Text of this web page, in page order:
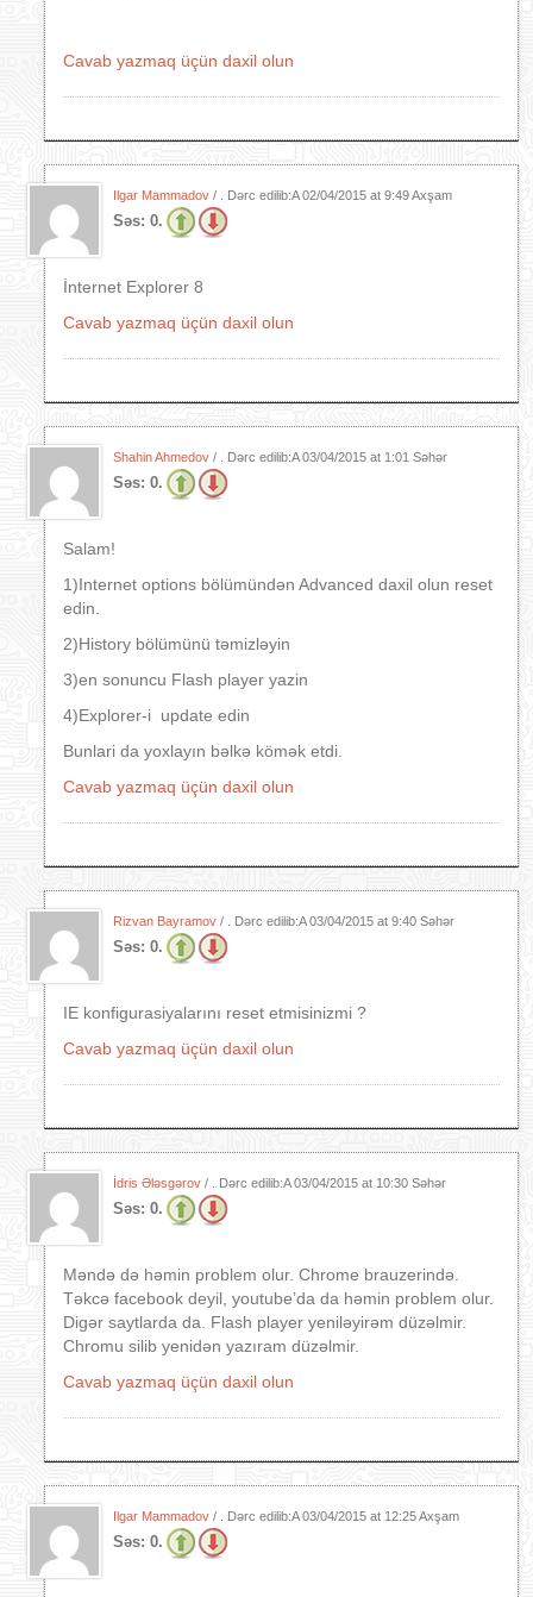
Cavab yazmaq üçün daxil olun
Ilgar Mammadov / . Dərc edilib:A02/04/2015 at 9:49 Axşam
Səs: 0.
İnternet Explorer 8
Cavab yazmaq üçün daxil olun
Shahin Ahmedov / . Dərc edilib:A03/04/2015 at 1:01 Səhər
Səs: 0.
Salam!
1)Internet options bölümündən Advanced daxil olun reset
edin.
2)History bölümünü təmizləyin
3)en sonuncu Flash player yazin
4)Explorer-i update edin
Bunlari da yoxlayın bəlkə kömək etdi.
Cavab yazmaq üçün daxil olun
Rizvan Bayramov / . Dərc edilib:A03/04/2015 at 9:40 Səhər
Səs: 0.
IE konfigurasiyalarını reset etmisinizmi ?
Cavab yazmaq üçün daxil olun
İdris Ələsgərov / . Dərc edilib:A03/04/2015 at 10:30 Səhər
Səs: 0.
Məndə də həmin problem olur. Chrome brauzerində.
Təkcə facebook deyil, youtube’da da həmin problem olur.
Digər saytlarda da. Flash player yeniləyirəm düzəlmir.
Chromu silib yenidən yazıram düzəlmir.
Cavab yazmaq üçün daxil olun
Ilgar Mammadov / . Dərc edilib:A03/04/2015 at 12:25 Axşam
Səs: 0.